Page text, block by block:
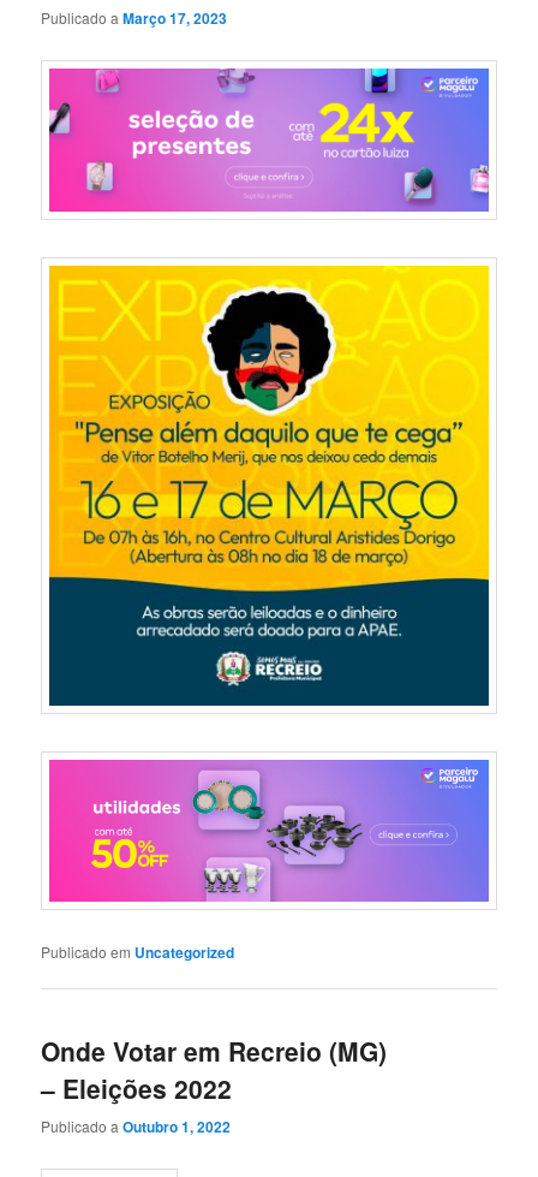
Publicado aMarço 17, 2023
Publicado em Uncategorized
Onde Votar em Recreio (MG)
– Eleições 2022
Publicado aOutubro 1, 2022